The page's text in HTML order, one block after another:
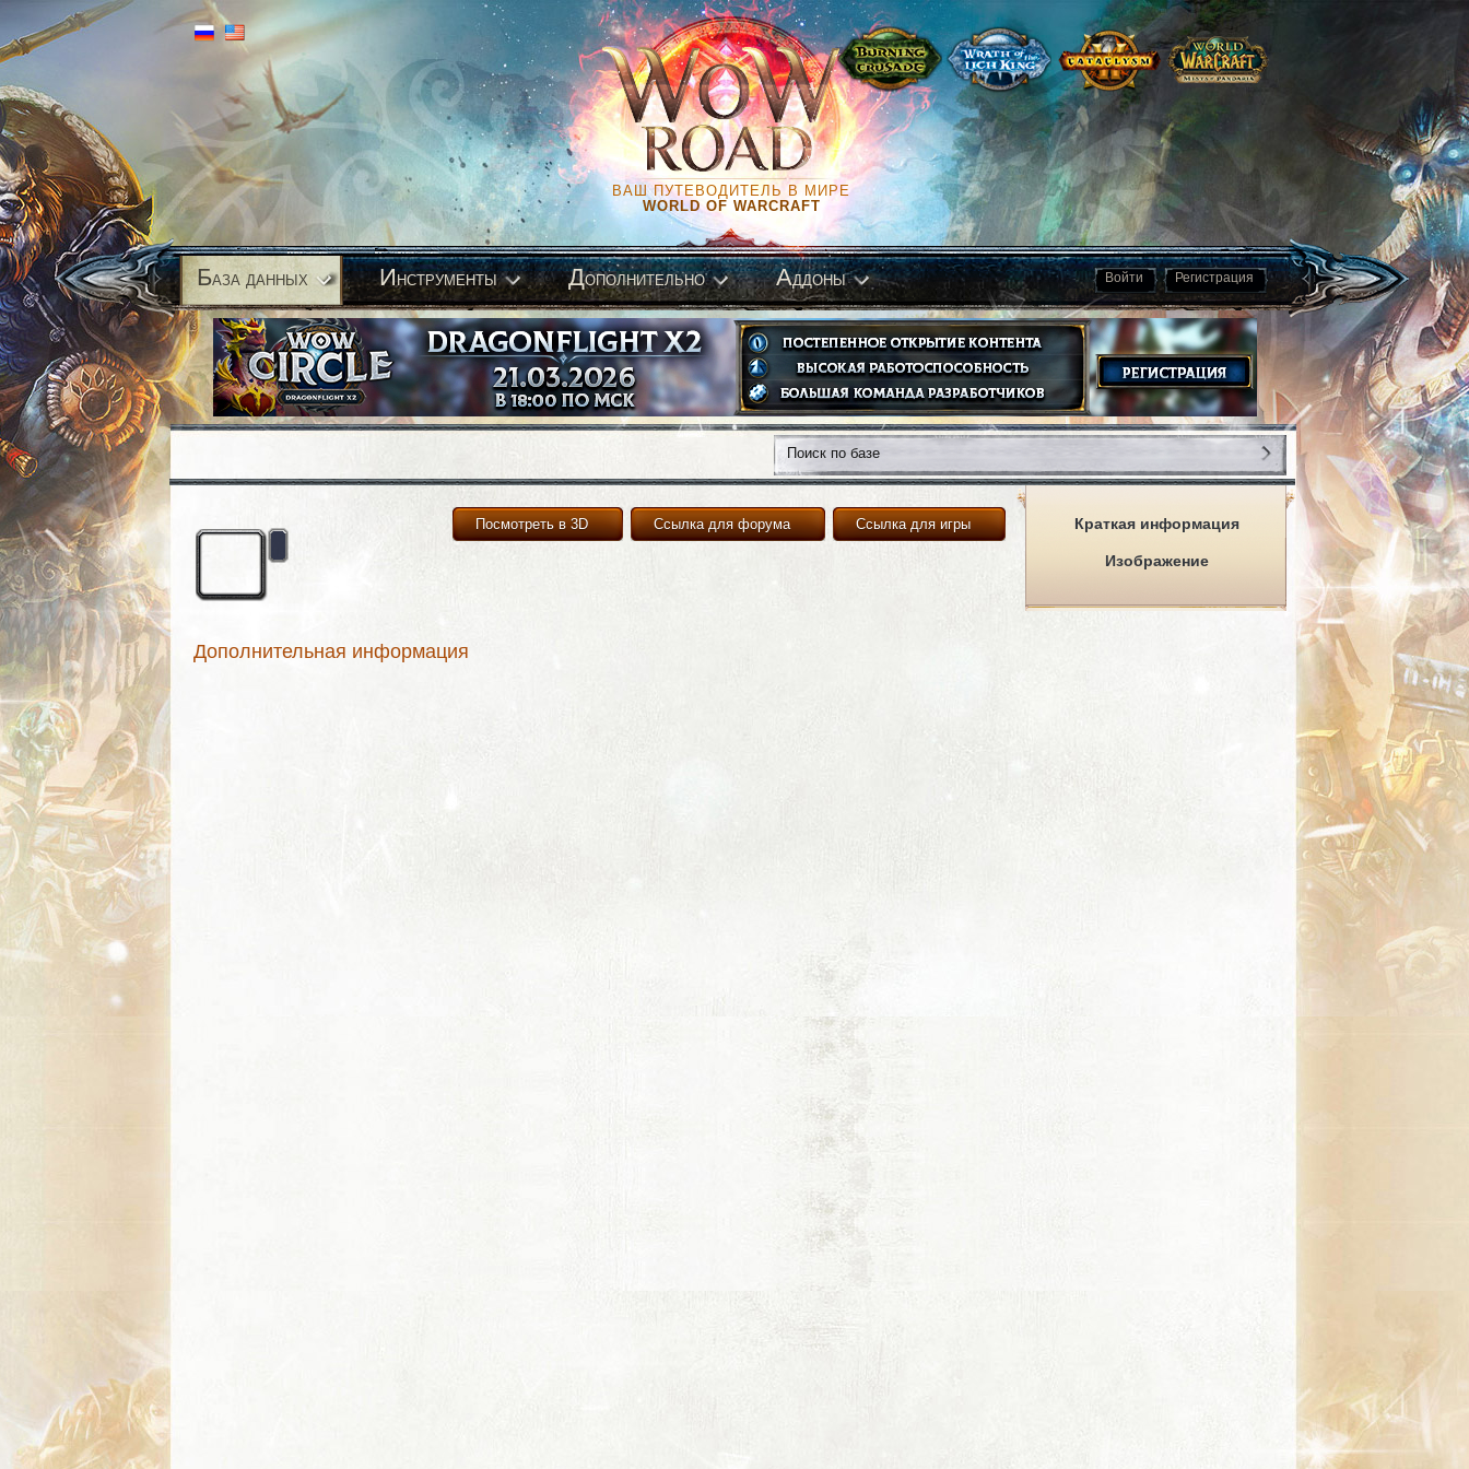
ВАШ ПУТЕВОДИТЕЛЬ В МИРЕ
WORLD OF WARCRAFT
Войти Регистрация
База данных Инструменты Дополнительно Аддоны
Краткая информация
Изображение
Ссылка для игры
Ссылка для форума
Посмотреть в 3D
Дополнительная информация